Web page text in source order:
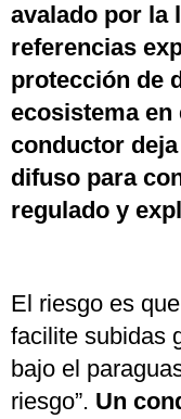
avalado por la
referencias
protección de
ecosistema en
conductor
difuso para
regulado y
El riesgo es
facilite subidas
bajo el
riesgo”. Un